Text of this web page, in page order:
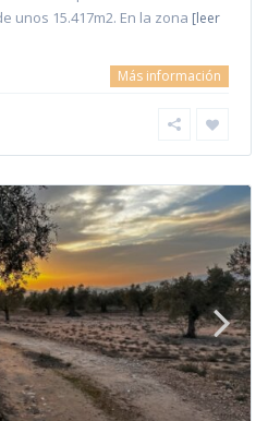
unos 15.417m2. En la zona [leer
Más información